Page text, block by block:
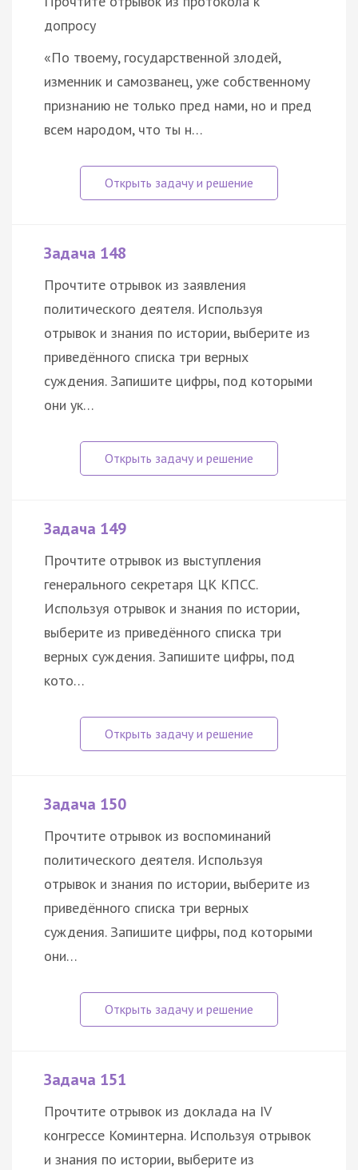
допросу
«По твоему, государственной злодей,
изменник и самозванец, уже собственному
признанию не только пред нами, но и пред
всем народом, что ты н…
Задача 148
Прочтите отрывок из заявления
политического деятеля. Используя
отрывок и знания по истории, выберите из
приведённого списка три верных
суждения. Запишите цифры, под которыми
они ук…
Задача 149
Прочтите отрывок из выступления
генерального секретаря ЦК КПСС.
Используя отрывок и знания по истории,
выберите из приведённого списка три
верных суждения. Запишите цифры, под
кото…
Задача 150
Прочтите отрывок из воспоминаний
политического деятеля. Используя
отрывок и знания по истории, выберите из
приведённого списка три верных
суждения. Запишите цифры, под которыми
они…
Задача 151
Прочтите отрывок из доклада на IV
конгрессе Коминтерна. Используя отрывок
и знания по истории, выберите из